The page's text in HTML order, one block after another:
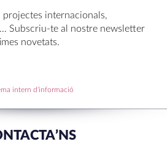
Santa 2025
d’Infantil 2024
COMMENTS
internacionals,
Subscriu-te al nostre newsletter
novetats.
intern d'informació